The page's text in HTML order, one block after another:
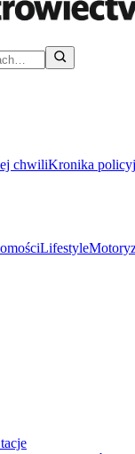
chwiliKronika
Lifestyle